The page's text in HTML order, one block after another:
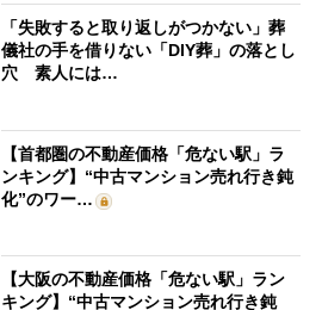
「失敗すると取り返しがつかない」葬
儀社の手を借りない「DIY葬」の落とし
穴 素人には…
【首都圏の不動産価格「危ない駅」ラ
ンキング】“中古マンション売れ行き鈍
化”のワー…
【大阪の不動産価格「危ない駅」ラン
キング】“中古マンション売れ行き鈍